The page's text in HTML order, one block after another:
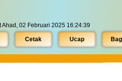
02 Februari 2025 16:24:39
Cetak Ucap